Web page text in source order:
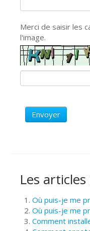
Merci de saisir les
l'image.
Envoyer
Les
Où puis-je me
Où puis-je me
Comment